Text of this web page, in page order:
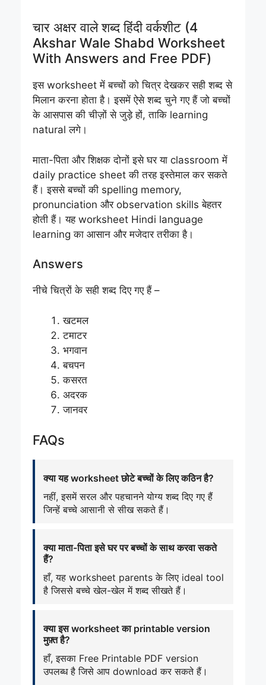
चार अक्षर वाले शब्द हिंदी वर्कशीट (4
Akshar Wale Shabd Worksheet
With Answers and Free PDF)
इस worksheet में बच्चों को चित्र देखकर सही शब्द से
मिलान करना होता है। इसमें ऐसे शब्द चुने गए हैं जो बच्चों
के आसपास की चीज़ों से जुड़े हों, ताकि learning
natural लगे।
माता-पिता और शिक्षक दोनों इसे घर या classroom में
daily practice sheet की तरह इस्तेमाल कर सकते
हैं। इससे बच्चों की spelling memory,
pronunciation और observation skills बेहतर
होती हैं। यह worksheet Hindi language
learning का आसान और मजेदार तरीका है।
Answers
नीचे चित्रों के सही शब्द दिए गए हैं –
खटमल
टमाटर
भगवान
बचपन
कसरत
अदरक
जानवर
FAQs
क्या यह worksheet छोटे बच्चों के लिए कठिन है?
नहीं, इसमें सरल और पहचानने योग्य शब्द दिए गए हैं
जिन्हें बच्चे आसानी से सीख सकते हैं।
क्या माता-पिता इसे घर पर बच्चों के साथ करवा सकते
हैं?
हाँ, यह worksheet parents के लिए ideal tool
है जिससे बच्चे खेल-खेल में शब्द सीखते हैं।
क्या इस worksheet का printable version
मुफ़्त है?
हाँ, इसका Free Printable PDF version
उपलब्ध है जिसे आप download कर सकते हैं।